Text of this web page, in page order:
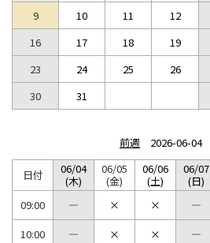
9
10 11 12
16
17 18 19
23
24 25 26
30
31
前週 2026-06-04
日付
06/04
(木)
06/05
(金)
06/06
(土)
06/07
(日)
09:00
10:00